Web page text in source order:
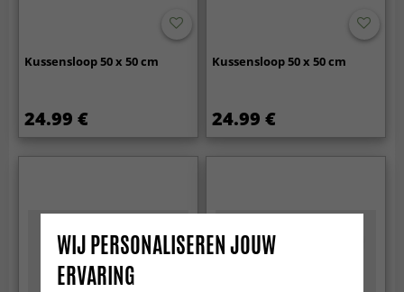
Kussensloop 50 x 50 cm
24.99 €
Kussensloop 50 x 50 cm
24.99 €
WIJ PERSONALISEREN JOUW
ERVARING